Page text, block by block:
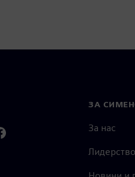
ЗА
За нас
Лидерство